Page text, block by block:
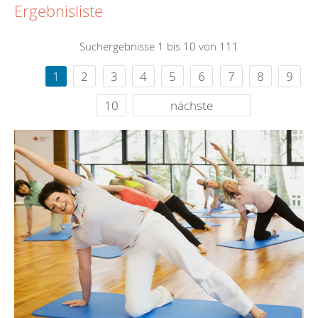
Ergebnisliste
Suchergebnisse 1 bis 10 von 111
1 2 3 4 5 6 7 8
9
10
nächste